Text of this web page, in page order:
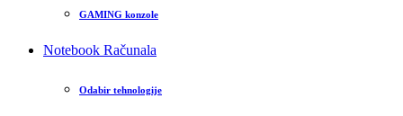
GAMING konzole
Notebook Računala
Odabir tehnologije